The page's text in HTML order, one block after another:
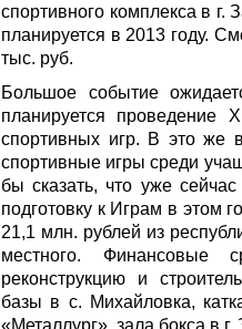
спортивного комплекса в г.
планируется в 2013 году.
тыс. руб.
Большое событие
планируется проведение
спортивных игр. В это же
спортивные игры среди
бы сказать, что уже
подготовку к Играм в этом
21,1 млн. рублей из
местного. Финансовые
реконструкцию и
базы в с. Михайловка,
«Металлург», зала бокса в г.